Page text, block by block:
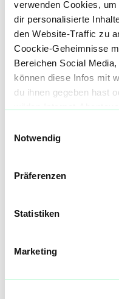
verwenden Cookies,
dir personalisierte
den Website-Traffic zu
Coockie-Geheimnisse
Bereichen Social
können diese Infos mit
du ihnen gegeben hast
Notwendig
Präferenzen
Statistiken
Marketing
Cannabisblüten mit
Blueberry
4,3 (10)
aktualisiert! Hilf
und Bewertungen